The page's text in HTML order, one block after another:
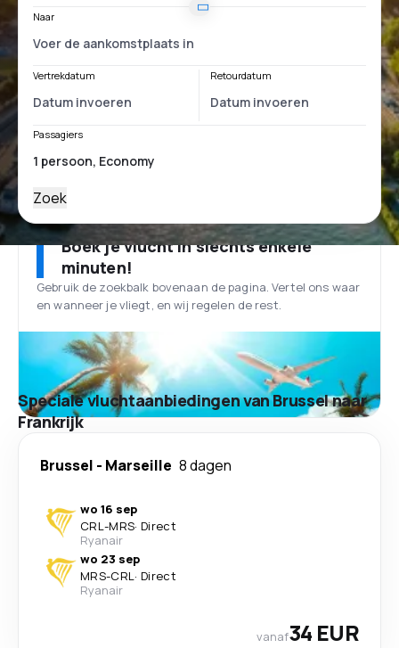
Naar
Vertrekdatum Retourdatum
Passagiers
Zoek
Boek je vlucht in slechts enkele
minuten!
Gebruik de zoekbalk bovenaan de pagina. Vertel ons waar
en wanneer je vliegt, en wij regelen de rest.
Speciale vluchtaanbiedingen van Brussel naar
Frankrijk
Brussel - Marseille 8 dagen
wo 16 sep
CRL-MRS· Direct
Ryanair
wo 23 sep
MRS-CRL· Direct
Ryanair
vanaf34 EUR